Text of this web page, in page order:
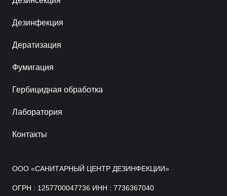
Дезинфекция
Дератизация
Фумигация
Гербицидная обработка
Лаборатория
Контакты
ООО «САНИТАРНЫЙ ЦЕНТР ДЕЗИНФЕКЦИИ»
ОГРН : 1257700047736 ИНН : 7736367040